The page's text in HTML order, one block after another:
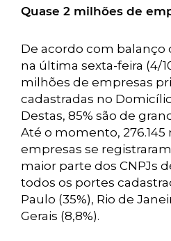
Quase 2 milhões de
De acordo com balanço
na última sexta-feira (4/
milhões de empresas
cadastradas no
Destas, 85% são de
Até o momento,
empresas se
maior parte dos CNPJs
todos os portes
Paulo (35%), Rio de
Gerais (8,8%).